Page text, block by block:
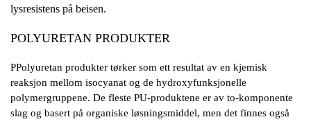
lysresistens på beisen.
POLYURETAN PRODUKTER
PPolyuretan produkter tørker som ett resultat av en kjemisk
reaksjon mellom isocyanat og de hydroxyfunksjonelle
polymergruppene. De fleste PU-produktene er av to-komponente
slag og basert på organiske løsningsmiddel, men det finnes også